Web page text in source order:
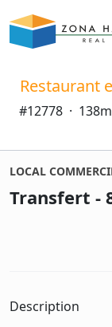
Restaurant
#12778 · 138m
LOCAL
Transfert -
Description